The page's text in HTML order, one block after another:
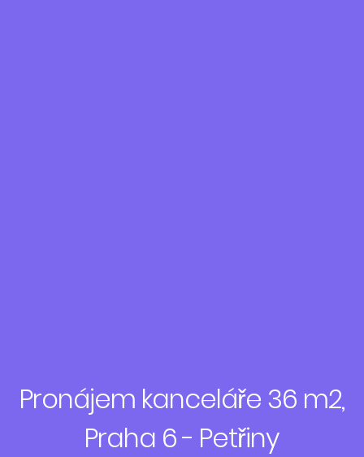
Pronájem kanceláře 36 m2,
Praha 6 - Petřiny